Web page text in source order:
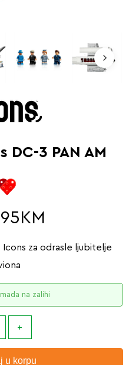
DC-3 PAN AM
KM
za odrasle ljubitelje
na zalihi
u korpu